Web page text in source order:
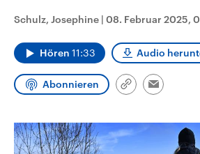
Umfragen, Prognosen,
Wahlprogramme, aktuelle Berichte
und Kandidaten der anstehenden
Wahl.
Schulz, Josephine | 08. Februar 2025,
Hören 11:33 Audio
Abonnieren
Link
Email